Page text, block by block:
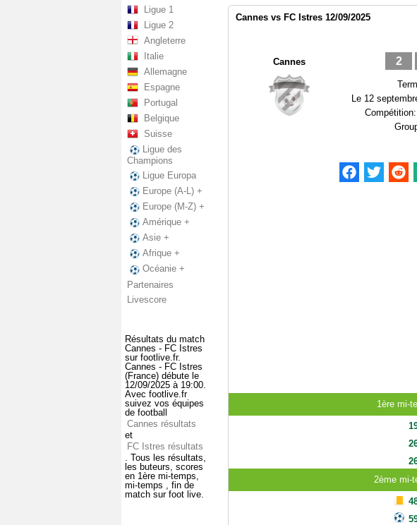
Ligue 1
Ligue 2
Angleterre
Italie
Allemagne
Espagne
Portugal
Belgique
Suisse
Ligue des
Champions
Ligue Europa
Europe (A-L) +
Europe (M-Z) +
Amérique +
Asie +
Afrique +
Océanie +
Partenaires
Livescore
Résultats du match
Cannes - FC Istres
sur footlive.fr.
Cannes - FC Istres
(France) débute le
12/09/2025 à 19:00.
Avec footlive.fr
suivez vos équipes
de football
Cannes résultats
et
FC Istres résultats
. Tous les résultats,
les buteurs, scores
en 1ère mi-temps,
mi-temps , fin de
match sur foot live.
Cannes vs FC Istres 12/09/2025
Cannes 2
Le 12
Compétition:
1ère mi-
2ème mi-